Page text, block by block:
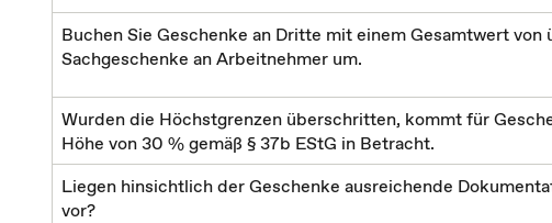
Buchen Sie Geschenke an Dritte mit einem Gesamtwert von
Sachgeschenke an Arbeitnehmer um.
Wurden die Höchstgrenzen überschritten, kommt für
Höhe von 30 % gemäß § 37b EStG in Betracht.
Liegen hinsichtlich der Geschenke ausreichende
vor?